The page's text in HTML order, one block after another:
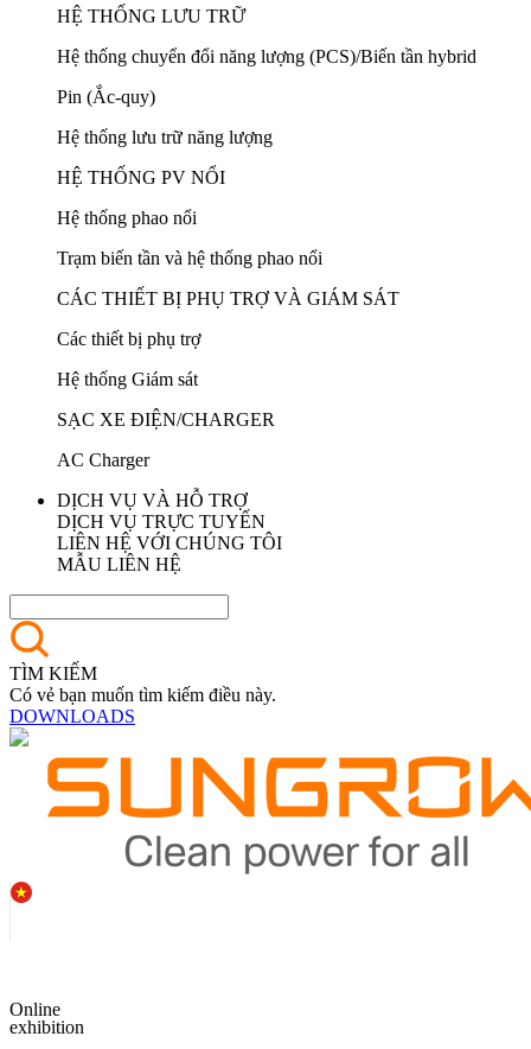
HỆ THỐNG LƯU TRỮ
Hệ thống chuyển đổi năng lượng (PCS)/Biến tần hybrid
Pin (Ắc-quy)
Hệ thống lưu trữ năng lượng
HỆ THỐNG PV NỔI
Hệ thống phao nổi
Trạm biến tần và hệ thống phao nổi
CÁC THIẾT BỊ PHỤ TRỢ VÀ GIÁM SÁT
Các thiết bị phụ trợ
Hệ thống Giám sát
SẠC XE ĐIỆN/CHARGER
AC Charger
DỊCH VỤ VÀ HỖ TRỢ
DỊCH VỤ TRỰC TUYẾN
LIÊN HỆ VỚI CHÚNG TÔI
MẪU LIÊN HỆ
TÌM KIẾM
Có vẻ bạn muốn tìm kiếm điều này.
DOWNLOADS
Online
exhibition